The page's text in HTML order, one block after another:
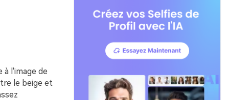
l'image de
le beige et